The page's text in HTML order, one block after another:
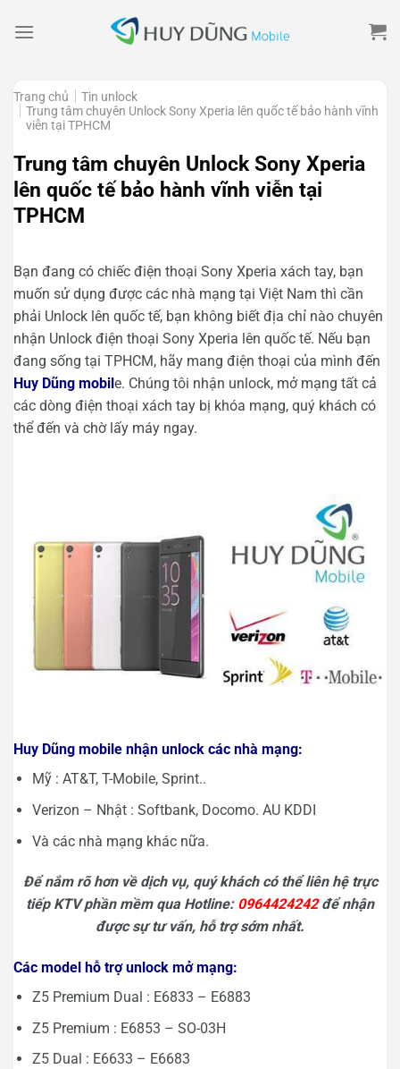
Trang chủ
Tin unlock
Trung tâm chuyên Unlock Sony Xperia lên quốc tế bảo hành vĩnh
viễn tại TPHCM
Trung tâm chuyên Unlock Sony Xperia
lên quốc tế bảo hành vĩnh viễn tại
TPHCM
Bạn đang có chiếc điện thoại Sony Xperia xách tay, bạn
muốn sử dụng được các nhà mạng tại Việt Nam thì cần
phải Unlock lên quốc tế, bạn không biết địa chỉ nào chuyên
nhận Unlock điện thoại Sony Xperia lên quốc tế. Nếu bạn
đang sống tại TPHCM, hãy mang điện thoại của mình đến
Huy Dũng mobil e. Chúng tôi nhận unlock, mở mạng tất cả
các dòng điện thoại xách tay bị khóa mạng, quý khách có
thể đến và chờ lấy máy ngay.
Huy Dũng mobile nhận unlock các nhà mạng:
Mỹ : AT&T, T-Mobile, Sprint..
Verizon – Nhật : Softbank, Docomo. AU KDDI
Và các nhà mạng khác nữa.
Để nắm rõ hơn về dịch vụ, quý khách có thể liên hệ trực
tiếp KTV phần mềm qua Hotline: 0964424242để nhận
được sự tư vấn, hỗ trợ sớm nhất.
Các model hỗ trợ unlock mở mạng:
Z5 Premium Dual : E6833 – E6883
Z5 Premium : E6853 – SO-03H
Z5 Dual : E6633 – E6683